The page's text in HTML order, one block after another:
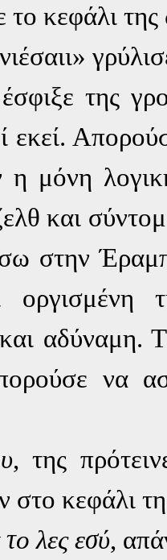
κεφάλι
της
εκεί.
μόνη
και
στην
οργισμένη
αδύναμη.
να
, της
στο κεφάλι
λες εσύ,